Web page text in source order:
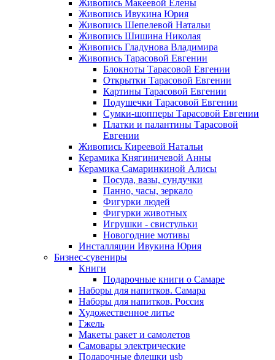
Живопись Макеевой Елены
Живопись Ивукина Юрия
Живопись Шепелевой Натальи
Живопись Шишина Николая
Живопись Гладунова Владимира
Живопись Тарасовой Евгении
Блокноты Тарасовой Евгении
Открытки Тарасовой Евгении
Картины Тарасовой Евгении
Подушечки Тарасовой Евгении
Сумки-шопперы Тарасовой Евгении
Платки и палантины Тарасовой
Евгении
Живопись Киреевой Натальи
Керамика Княгиничевой Анны
Керамика Самаринкиной Алисы
Посуда, вазы, сундучки
Панно, часы, зеркало
Фигурки людей
Фигурки животных
Игрушки - свистульки
Новогодние мотивы
Инсталляции Ивукина Юрия
Бизнес-сувениры
Книги
Подарочные книги о Самаре
Наборы для напитков. Самара
Наборы для напитков. Россия
Художественное литье
Гжель
Макеты ракет и самолетов
Самовары электрические
Подарочные флешки usb